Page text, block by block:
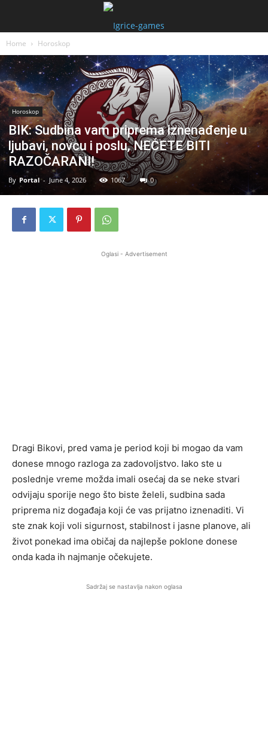
Home Horoskop
Horoskop
BIK: Sudbina vam priprema iznenađenje u
ljubavi, novcu i poslu, NEĆETE BITI
RAZOČARANI!
By Portal - June 4, 2026 1067 0
Oglasi - Advertisement
Dragi Bikovi, pred vama je period koji bi mogao da vam
donese mnogo razloga za zadovoljstvo. Iako ste u
poslednje vreme možda imali osećaj da se neke stvari
odvijaju sporije nego što biste želeli, sudbina sada
priprema niz događaja koji će vas prijatno iznenaditi. Vi
ste znak koji voli sigurnost, stabilnost i jasne planove, ali
život ponekad ima običaj da najlepše poklone donese
onda kada ih najmanje očekujete.
Sadržaj se nastavlja nakon oglasa